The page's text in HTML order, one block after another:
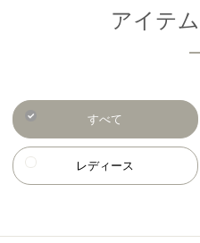
アイテ
すべて
レディース